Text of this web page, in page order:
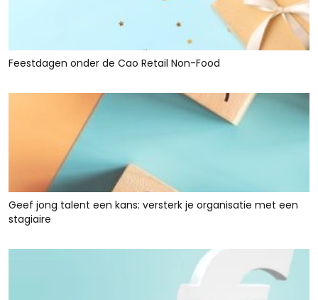
Feestdagen onder de Cao Retail Non-Food
Geef jong talent een kans: versterk je organisatie met een
stagiaire